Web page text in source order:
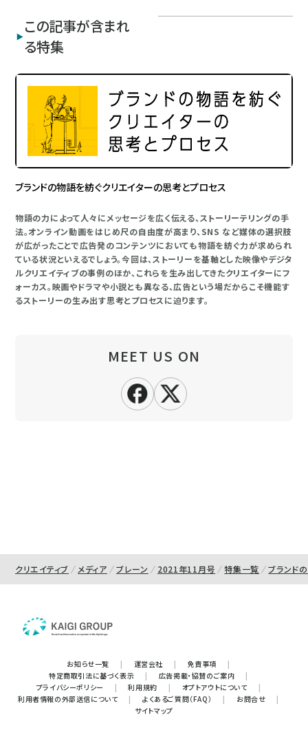
この記事が含まれ
る特集
ブランドの物語を紡ぐクリエイターの思考とプロセス
物語の力によって人々にメッセージを広く伝える、ストーリーテリングの手
法。オンライン動画をはじめ尺の自由度が高まり、SNS など媒体の選択肢
が広がったことで広告発のコンテンツにおいても物語を紡ぐ力が求められ
ている状況といえるでしょう。今回は、ストーリーを基軸とした映像やデジタ
ルクリエイティブの事例のほか、これらを生み出してきたクリエイターにフ
ォーカス。映画やドラマや小説とも異なる、広告という場だからこそ機能す
るストーリーの生み出す思考とプロセスに迫ります。
MEET US ON
クリエイティブ メディア ブレーン 2021年11月号 特集一覧 ブランド
お知らせ一覧 | 運営会社 | 免責事項
|
特定商取引法に基づく表示
| 広告掲載・協賛のご案内
|
プライバシーポリシー
| 利用規約 | オプトアウトについて
|
利用者情報の外部送信について
| よくあるご質問（FAQ） | お問合せ
|
サイトマップ